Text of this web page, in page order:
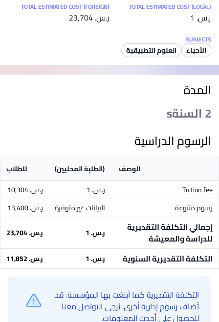
TOTAL ESTIMATED COST (LOCAL)
ر.س.‏ 1
TOTAL ESTIMATED COST (FOREIGN)
ر.س.‏ 23,704
SUBJECTS
الأحياء العلوم التطبيقية
المدة
2 السنةs
الرسوم الدراسية
الوصف (الطلبة المحليين)
للطلاب
Tuition fee
ر.س.‏ 1
ر.س.‏ 10,304
رسوم متنوعة
البيانات غير متوفرة ر.س.‏ 13,400
إجمالي التكلفة التقديرية
للدراسة والمعيشة
ر.س.‏ 1 ر.س.‏ 23,704
التكلفة التقديرية السنوية ر.س.‏ 1 ر.س.‏ 11,852
التكلفة التقديرية كما أبلغت بها المؤسسة. قد
تُضاف رسوم إدارية أخرى. يُرجى التواصل معنا
للحصول على أحدث المعلومات.